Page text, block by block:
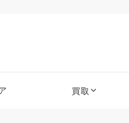
買取